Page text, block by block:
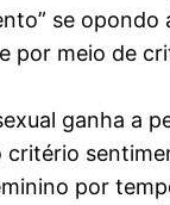
se
por meio de
ganha a
por